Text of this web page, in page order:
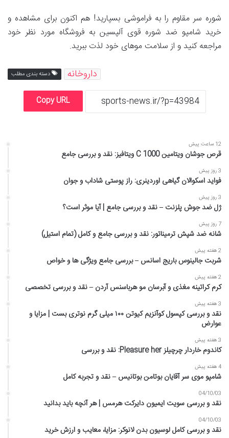
شوره سر مقاوم را به فراموشی بسپارید! هم اکنون برای مشاهده و
خرید شامپو ضد شوره قوی آلپسین به فروشگاه مورد نظر خود
مراجعه کنید و از سلامت موهای خود لذت ببرید.
دسته بندی مطلب داروخانه
Copy URL
12 ساعت پیش
قرص جوشان ویتامین C 1000 ویتافیز: نقد و بررسی جامع
3 روز پیش
فواید اسکوالان گیاهی اوردینری: راز پوستی شاداب و جوان
3 روز پیش
ژل ضد جوش پلزنت – نقد و بررسی جامع | آیا موثر است؟
7 روز پیش
شانه ضد شپش ترمیناتور: نقد و بررسی جامع و کامل (تمام استیل)
2 هفته پیش
شربت جالینوس باریج اسانس – بررسی جامع ویژگی ها و خواص
2 هفته پیش
کرم کراتینه مغذی و آبرسان مو هرباسنس آردن – نقد و بررسی تخصصی
3 هفته پیش
نقد و بررسی کپسول کوآنزیم کیوتن ۱۰۰ میلی گرم نوتری بست | مزایا و
عوارض
3 هفته پیش
کاندوم خاردار چرچیلز Pleasure her: نقد و بررسی
4 هفته پیش
شامپو موی سر آقایان بوتامن بوتانیس – نقد و تجربه کامل
04/10/03
نقد و بررسی سویت ایمیون دایرکت هرمس | هر آنچه باید بدانید
04/10/03
نقد و بررسی کامل لوسیون بدن لانوکر: مزایا، معایب و ارزش خرید